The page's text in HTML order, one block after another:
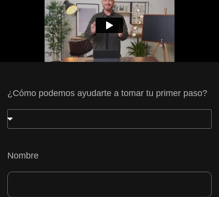
¿Cómo podemos ayudarte a tomar tu primer paso?
Nombre